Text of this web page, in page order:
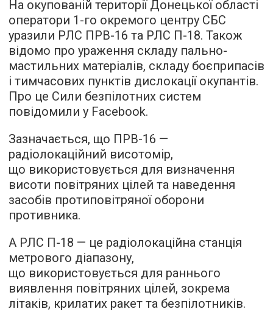
На окупованій території Донецької області
оператори 1-го окремого центру СБС
уразили РЛС ПРВ-16 та РЛС П-18. Також
відомо про ураження складу пально-
мастильних матеріалів, складу боєприпасів
і тимчасових пунктів дислокації окупантів.
Про це Сили безпілотних систем
повідомили у Facebook.
Зазначається, що ПРВ-16 —
радіолокаційний висотомір,
що використовується для визначення
висоти повітряних цілей та наведення
засобів протиповітряної оборони
противника.
А РЛС П-18 — це радіолокаційна станція
метрового діапазону,
що використовується для раннього
виявлення повітряних цілей, зокрема
літаків, крилатих ракет та безпілотників.